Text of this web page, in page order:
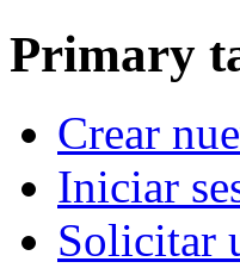
Primary
Crear
Iniciar
Solicitar